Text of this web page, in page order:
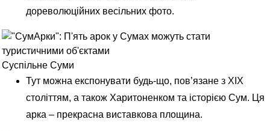
дореволюційних весільних фото.
Суспільне Суми
Тут можна експонувати будь-що, пов’язане з ХІХ
століттям, а також Харитоненком та історією Сум. Ця
арка – прекрасна виставкова площина.